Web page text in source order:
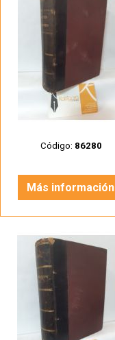
Código: 86280
Más información